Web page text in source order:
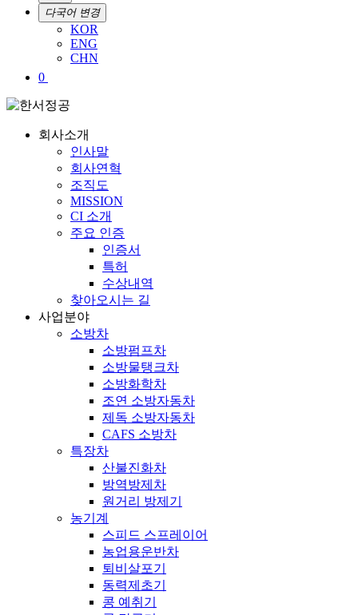
다국어 변경
KOR
ENG
CHN
0
회사소개
인사말
회사연혁
조직도
MISSION
CI 소개
주요 인증
인증서
특허
수상내역
찾아오시는 길
사업분야
소방차
소방펌프차
소방물탱크차
소방화학차
조연 소방자동차
제독 소방자동차
CAFS 소방차
특장차
산불진화차
방역방제차
원거리 방제기
농기계
스피드 스프레이어
농업용운반차
퇴비살포기
동력제초기
콩 예취기